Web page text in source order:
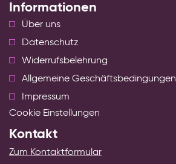
Informationen
Über uns
Datenschutz
Widerrufsbelehrung
Allgemeine Geschäftsbedingungen
Impressum
Cookie Einstellungen
Kontakt
Zum Kontaktformular